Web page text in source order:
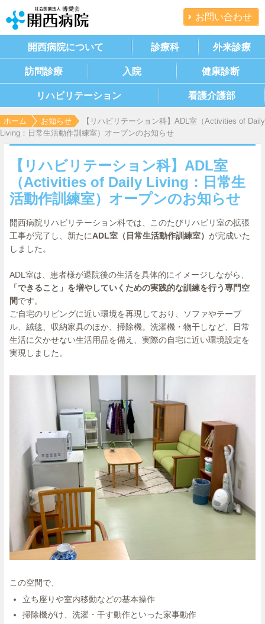
お問い合わせ
開西病院について 診療科 外来診療
訪問診療 入院 健康診断
リハビリテーション 看護介護部
ホーム お知らせ
【リハビリテーション科】ADL室（Activities of Daily
Living：日常生活動作訓練室）オープンのお知らせ
【リハビリテーション科】ADL室
（Activities of Daily Living：日常生
活動作訓練室）オープンのお知らせ
開西病院リハビリテーション科では、このたびリハビリ室の拡張
工事が完了し、新たにADL室（日常生活動作訓練室） が完成いた
しました。
ADL室は、患者様が退院後の生活を具体的にイメージしながら、
「できること」を増やしていくための実践的な訓練を行う専門空
間です。
ご自宅のリビングに近い環境を再現しており、ソファやテーブ
ル、絨毯、収納家具のほか、掃除機。洗濯機・物干しなど、日常
生活に欠かせない生活用品を備え、実際の自宅に近い環境設定を
実現しました。
この空間で、
立ち座りや室内移動などの基本操作
掃除機がけ、洗濯・干す動作といった家事動作